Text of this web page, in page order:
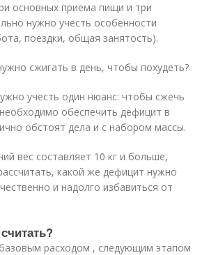
основных приема пищи и три
нужно учесть особенности
поездки, общая занятость).
сжигать в день, чтобы похудеть?
учесть один нюанс: чтобы сжечь
обеспечить дефицит в
обстоят дела и с набором массы.
вес составляет 10 кг и больше,
какой же дефицит нужно
и надолго избавиться от
расходом , следующим этапом